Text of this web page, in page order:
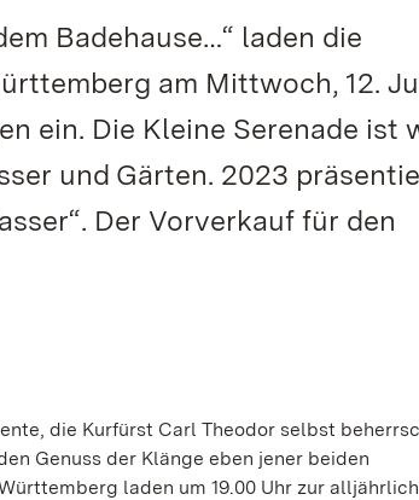
Badehause…“ laden die
am Mittwoch, 12.
ein. Die Kleine Serenade ist
und Gärten. 2023
Der Vorverkauf für den
die Kurfürst Carl Theodor selbst
Genuss der Klänge eben jener beiden
laden um 19.00 Uhr zur